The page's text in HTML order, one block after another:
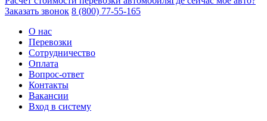
Заказать звонок 8 (800) 77-55-165
О нас
Перевозки
Сотрудничество
Оплата
Вопрос-ответ
Контакты
Вакансии
Вход в систему